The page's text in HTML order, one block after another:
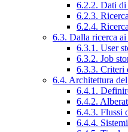
6.2.2. Dati di
6.2.3.
6.2.4.
6.3. Dalla ricerca
6.3.1. User
6.3.2. Job
6.3.3. Criteri
6.4. Architettura
6.4.1.
6.4.2.
6.4.3. Flussi
6.4.4.